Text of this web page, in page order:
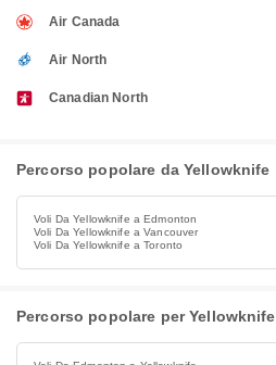
Air Canada
Air North
Canadian North
Percorso popolare da Yellowknife
Voli Da Yellowknife a Edmonton
Voli Da Yellowknife a Vancouver
Voli Da Yellowknife a Toronto
Percorso popolare per Yellowknife